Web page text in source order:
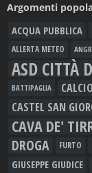
Argomenti
ACQUA PUBBLICA
ALLERTA METEO
ASD CITTÀ
BATTIPAGLIA CALCIO
CASTEL SAN
CAVA DE'
DROGA FURTO
GIUSEPPE GIUDICE